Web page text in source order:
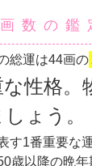
数の鑑
総運は44画の
性格。
ょう。
す1番重要な
歳以降の晩年